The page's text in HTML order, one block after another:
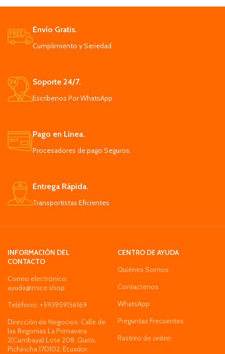
Envío Gratis.
Cumplimiento y Seriedad
Soporte 24/7.
Escribenos Por WhatsApp
Pago en Línea.
Procesadores de pago Seguros.
Entrega Rápida.
Transportistas Eficientes
INFORMACIÓN DEL
CONTACTO
Correo electrónico:
ayuda@znice.shop
Teléfono: +593959156169
Dirección de Negocios: Calle de
las Begonias La Primavera
2(Cumbaya) Lote 208, Quito,
Pichincha 170102, Ecuador
CENTRO DE AYUDA
Quiénes Somos
Contactenos
WhatsApp
Preguntas Frecuentes
Rastreo de orden